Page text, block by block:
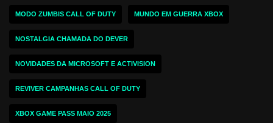
MODO ZUMBIS CALL OF DUTY MUNDO EM GUERRA XBOX
NOSTALGIA CHAMADA DO DEVER
NOVIDADES DA MICROSOFT E ACTIVISION
REVIVER CAMPANHAS CALL OF DUTY
XBOX GAME PASS MAIO 2025